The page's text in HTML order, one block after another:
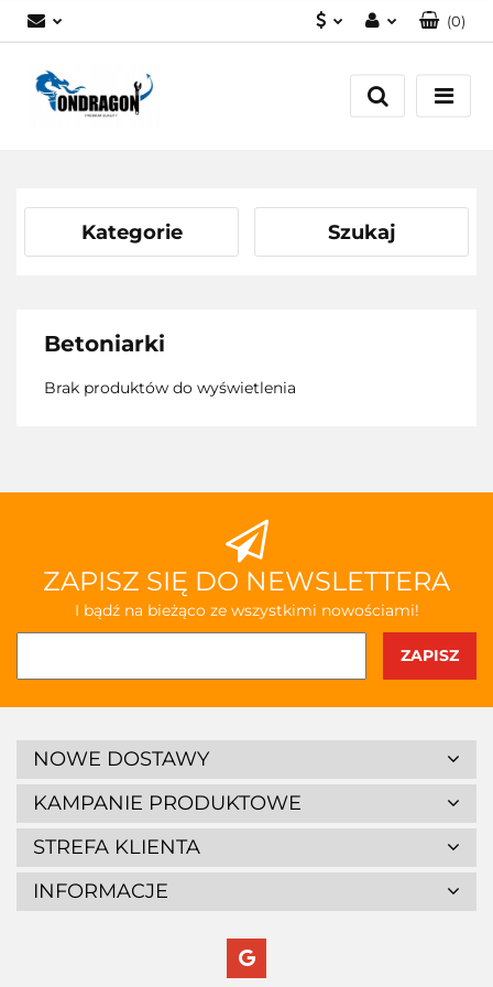
Zaloguj się
Załóż konto
(0)
Kategorie Szukaj
Betoniarki
Brak produktów do wyświetlenia
ZAPISZ SIĘ DO NEWSLETTERA
I bądź na bieżąco ze wszystkimi nowościami!
NOWE DOSTAWY
KAMPANIE PRODUKTOWE
STREFA KLIENTA
INFORMACJE